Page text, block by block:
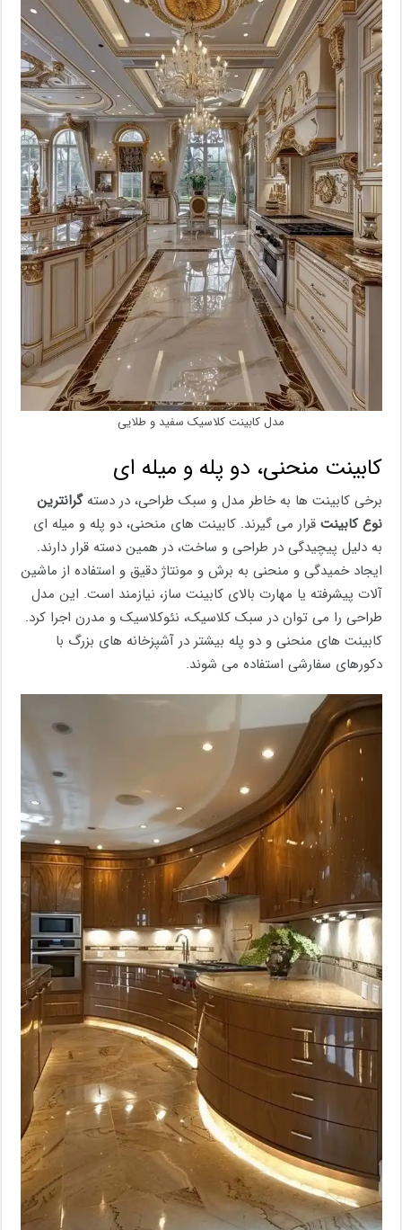
مدل کابینت کلاسیک سفید و طلایی
کابینت منحنی، دو پله و میله ای
برخی کابینت ها به خاطر مدل و سبک طراحی، در دستهگرانترین
نوع کابینت قرار می گیرند. کابینت های منحنی، دو پله و میله ای
به دلیل پیچیدگی در طراحی و ساخت، در همین دسته قرار دارند.
ایجاد خمیدگی و منحنی به برش و مونتاژ دقیق و استفاده از ماشین
آلات پیشرفته یا مهارت بالای کابینت ساز، نیازمند است. این مدل
طراحی را می توان در سبک کلاسیک، نئوکلاسیک و مدرن اجرا کرد.
کابینت های منحنی و دو پله بیشتر در آشپزخانه های بزرگ با
دکورهای سفارشی استفاده می شوند.